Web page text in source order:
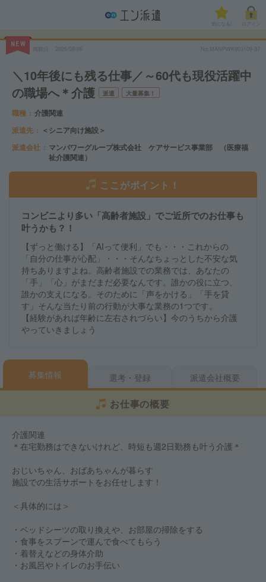
気になる!
NEW
No.MANPWK903109-37
＼10年後にも残る仕事／～60代も現役活躍中
の職場へ＊介護
派遣 大量募集！
職種
介護関連
派遣先
＜シニア向け施設＞
派遣会社
マンパワーグループ株式会社 ケアサービス事業部 （医療福
祉介護関連）
ここがポイント！
コンビニより多い「高齢者施設」でご近所でのお仕事も
叶うかも？！
【ずっと働ける】「AIって便利」でも・・・これからの
「自分の仕事が心配」・・・そんなちょっとした不安な気
持ちありますよね。高齢者施設での業務では、あなたの
「手」「心」がまだまだ必要なんです。誰かの役に立つ、
誰かの支えになる。そのために「声をかける」「手を貸
す」そんな当たり前の行動が大事な業務の1つです。
【経験があれば年齢に左右されづらい】今のうちから介護
やっていきましょう
募集情報 選考・登録 派遣会社概要
お仕事の概要
介護関連
＊在宅勤務はできないけれど、時短も週2日勤務も叶う介護＊
おじいちゃん、おばあちゃんが暮らす
施設での生活サポートをお任せします！
＜具体的には＞
・ベッドシーツの取り換えや、お部屋の掃除をする
・食事をスプーンで運んで食べてもらう
・着替えなどの身体介助
・お風呂やトイレのお手伝い